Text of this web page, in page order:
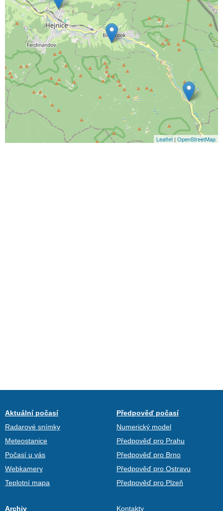
Leaflet | OpenStreetMap
Aktuální počasí
Radarové snímky
Meteostanice
Počasí u vás
Webkamery
Teplotní mapa
Předpověď počasí
Numerický model
Předpověď pro Prahu
Předpověď pro Brno
Předpověď pro Ostravu
Předpověď pro Plzeň
Archiv Kontakty